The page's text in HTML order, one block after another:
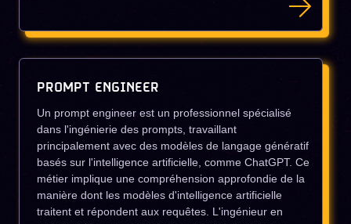
PROMPT ENGINEER
Un prompt engineer est un professionnel spécialisé
dans l'ingénierie des prompts, travaillant
principalement avec des modèles de langage génératif
basés sur l'intelligence artificielle, comme ChatGPT. Ce
métier implique une compréhension approfondie de la
manière dont les modèles d'intelligence artificielle
traitent et répondent aux requêtes. L'ingénieur en